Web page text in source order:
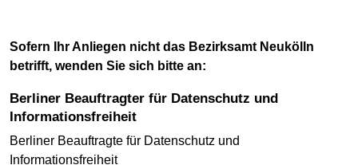
Sofern Ihr Anliegen nicht das Bezirksamt Neukölln
betrifft, wenden Sie sich bitte an:
Berliner Beauftragter für Datenschutz und
Informationsfreiheit
Berliner Beauftragte für Datenschutz und
Informationsfreiheit